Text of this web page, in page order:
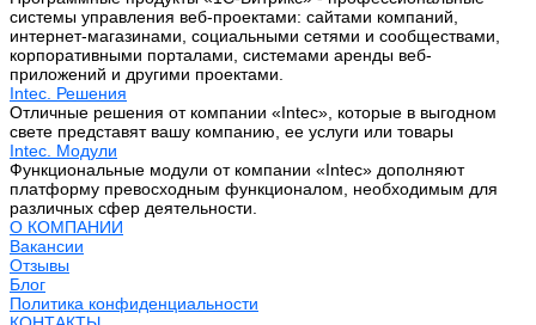
системы управления веб-проектами: сайтами компаний,
интернет-магазинами, социальными сетями и сообществами,
корпоративными порталами, системами аренды веб-
приложений и другими проектами.
Intec. Решения
Отличные решения от компании «Intec», которые в выгодном
свете представят вашу компанию, ее услуги или товары
Intec. Модули
Функциональные модули от компании «Intec» дополняют
платформу превосходным функционалом, необходимым для
различных сфер деятельности.
О КОМПАНИИ
Вакансии
Отзывы
Блог
Политика конфиденциальности